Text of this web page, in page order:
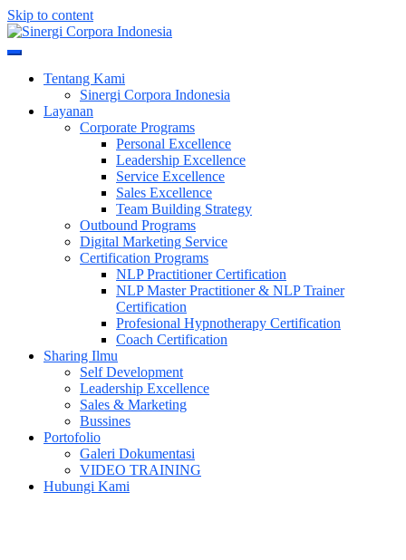
Skip to content
Sinergi Corpora Indonesia
Tentang Kami
Sinergi Corpora Indonesia
Layanan
Corporate Programs
Personal Excellence
Leadership Excellence
Service Excellence
Sales Excellence
Team Building Strategy
Outbound Programs
Digital Marketing Service
Certification Programs
NLP Practitioner Certification
NLP Master Practitioner & NLP Trainer
Certification
Profesional Hypnotherapy Certification
Coach Certification
Sharing Ilmu
Self Development
Leadership Excellence
Sales & Marketing
Bussines
Portofolio
Galeri Dokumentasi
VIDEO TRAINING
Hubungi Kami